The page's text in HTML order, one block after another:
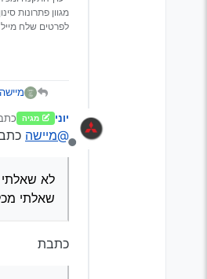
מגוון פתרונות
לפרטים שלח
מנותק
יוני מגיה
@מיישה
לא
שאלתי
כתבת